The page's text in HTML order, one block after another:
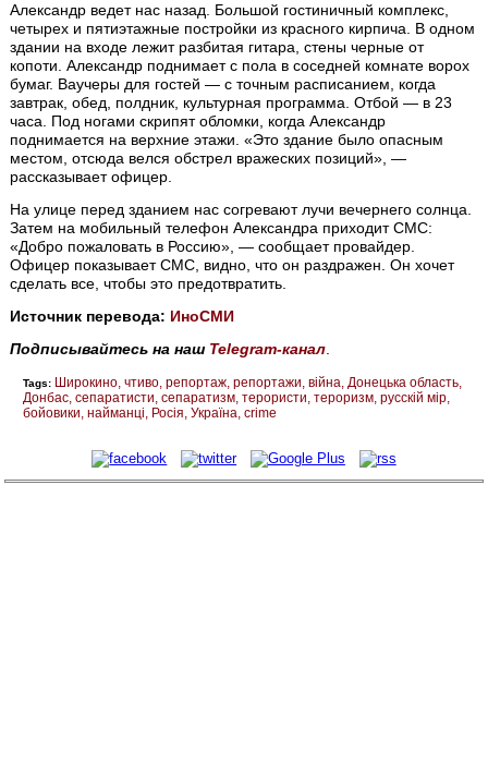
Александр ведет нас назад. Большой гостиничный комплекс,
четырех и пятиэтажные постройки из красного кирпича. В одном
здании на входе лежит разбитая гитара, стены черные от
копоти. Александр поднимает с пола в соседней комнате ворох
бумаг. Ваучеры для гостей — с точным расписанием, когда
завтрак, обед, полдник, культурная программа. Отбой — в 23
часа. Под ногами скрипят обломки, когда Александр
поднимается на верхние этажи. «Это здание было опасным
местом, отсюда велся обстрел вражеских позиций», —
рассказывает офицер.
На улице перед зданием нас согревают лучи вечернего солнца.
Затем на мобильный телефон Александра приходит СМС:
«Добро пожаловать в Россию», — сообщает провайдер.
Офицер показывает СМС, видно, что он раздражен. Он хочет
сделать все, чтобы это предотвратить.
Источник перевода: ИноСМИ
Подписывайтесь на наш Telegram-канал.
Tags: Широкино чтиво репортаж репортажи війна Донецька область
Донбас сепаратисти сепаратизм терористи тероризм русскій мір
бойовики найманці Росія Україна crime